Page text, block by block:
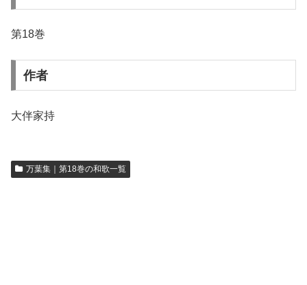
第18巻
作者
大伴家持
万葉集｜第18巻の和歌一覧